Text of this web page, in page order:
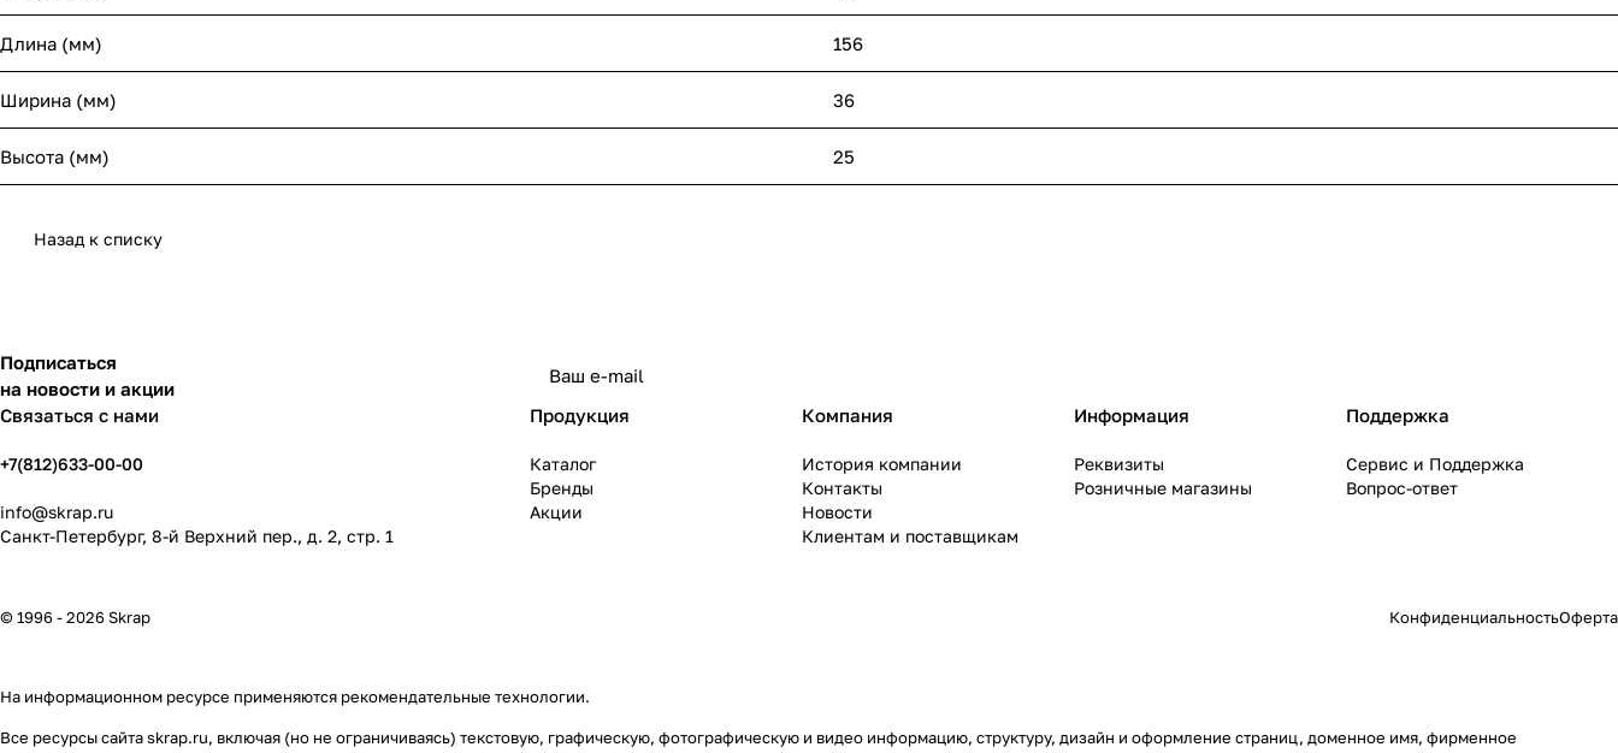
Длина (мм) 156
Ширина (мм) 36
Высота (мм) 25
Назад к списку
Подписаться
на новости и акции
Связаться с нами
+7(812)633-00-00
info@skrap.ru
Санкт-Петербург, 8-й Верхний пер., д. 2, стр. 1
Продукция
Каталог
Бренды
Акции
Компания
История компании
Контакты
Новости
Клиентам и поставщикам
Информация
Реквизиты
Розничные магазины
Поддержка
Сервис и Поддержка
Вопрос-ответ
© 1996 - 2026 Skrap КонфиденциальностьОферта
На информационном ресурсе применяются рекомендательные технологии.
Все ресурсы сайта skrap.ru, включая (но не ограничиваясь) текстовую, графическую, фотографическую и видео информацию, структуру, дизайн и оформление страниц, доменное имя, фирменное